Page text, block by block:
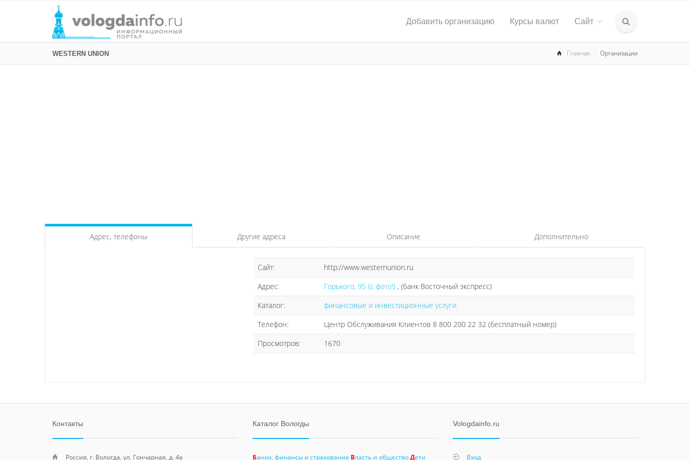
Добавить организацию Курсы валют Сайт
WESTERN UNION Главная Организации
Адрес, телефоны Другие адреса Описание Дополнительно
Сайт:
http://www.westernunion.ru
Адрес:
Горького, 95 (с фото!) , (банк Восточный экспресс)
Каталог:
финансовые и инвестиционные услуги
Телефон:
Центр Обслуживания Клиентов 8 800 200 22 32 (бесплатный номер)
Просмотров:
1670
Контакты
Россия, г. Вологда, ул. Гончарная, д. 4а
Каталог Вологды
Банки, финансы и страхование Власть и обществоДети
Vologdainfo.ru
Вход